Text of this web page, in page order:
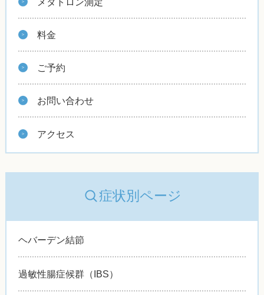
料金
ご予約
お問い合わせ
アクセス
症状別ページ
ヘバーデン結節
過敏性腸症候群（IBS）